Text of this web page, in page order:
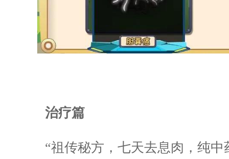
治疗篇
“祖传秘方，七天去息肉，纯中